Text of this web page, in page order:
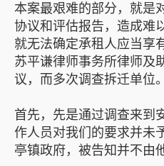
本案最艰难的部分，就是
协议和评估报告，造成难
就无法确定承租人应当享
苏平谦律师事务所律师及
议，而多次调查拆迁单位。
首先，先是通过调查来到
作人员对我们的要求并未
亭镇政府，被告知并不由